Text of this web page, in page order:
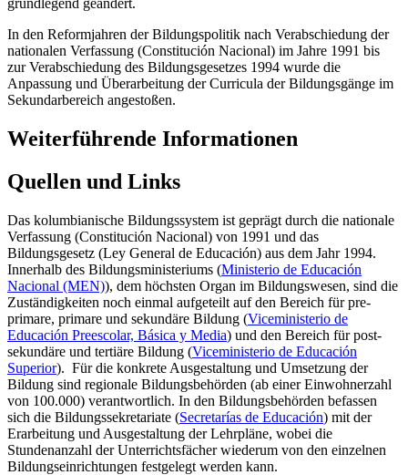
grundlegend geändert.
In den Reformjahren der Bildungspolitik nach Verabschiedung der
nationalen Verfassung (Constitución Nacional) im Jahre 1991 bis
zur Verabschiedung des Bildungsgesetzes 1994 wurde die
Anpassung und Überarbeitung der Curricula der Bildungsgänge im
Sekundarbereich angestoßen.
Weiterführende Informationen
Quellen und Links
Das kolumbianische Bildungssystem ist geprägt durch die nationale
Verfassung (Constitución Nacional) von 1991 und das
Bildungsgesetz (Ley General de Educación) aus dem Jahr 1994.
Innerhalb des Bildungsministeriums (Ministerio de Educación
Nacional (MEN)), dem höchsten Organ im Bildungswesen, sind die
Zuständigkeiten noch einmal aufgeteilt auf den Bereich für pre-
primare, primare und sekundäre Bildung (Viceministerio de
Educación Preescolar, Básica y Media) und den Bereich für post-
sekundäre und tertiäre Bildung (Viceministerio de Educación
Superior). Für die konkrete Ausgestaltung und Umsetzung der
Bildung sind regionale Bildungsbehörden (ab einer Einwohnerzahl
von 100.000) verantwortlich. In den Bildungsbehörden befassen
sich die Bildungssekretariate (Secretarías de Educación) mit der
Erarbeitung und Ausgestaltung der Lehrpläne, wobei die
Stundenanzahl der Unterrichtsfächer wiederum von den einzelnen
Bildungseinrichtungen festgelegt werden kann.